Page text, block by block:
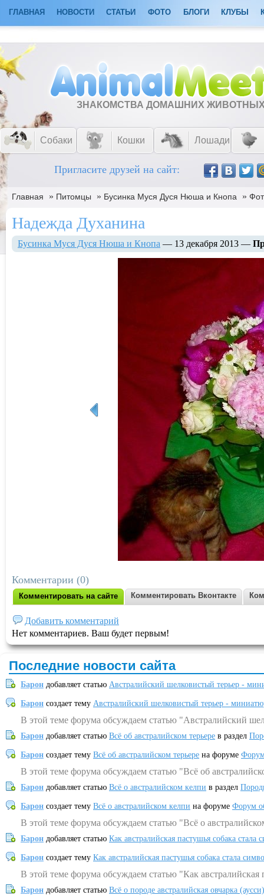
ГЛАВНАЯ НОВОСТИ СТАТЬИ ФОТО БЛОГИ КЛУБЫ
ЗНАКОМСТВА ДОМАШНИХ
Собаки Кошки Лошади
Пригласите друзей на сайт:
Главная » Питомцы » Бусинка Муся Дуся Нюша и Кнопа »
Надежда Духанина
Бусинка Муся Дуся Нюша и Кнопа — 13 декабря 2013 —
Комментарии (0)
Комментировать на сайте Комментировать Вконтакте
Добавить комментарий
Нет комментариев. Ваш будет первым!
Последние новости сайта
Барон добавляет статью Австралийский шелковистый терьер -
Барон создает тему Австралийский шелковистый терьер -
В этой теме форума обсуждаем статью "Австралийский
Барон добавляет статью Всё об австралийском терьере в раздел
Барон создает тему Всё об австралийском терьере на форуме
В этой теме форума обсуждаем статью "Всё об
Барон добавляет статью Всё о австралийском келпи в раздел
Барон создает тему Всё о австралийском келпи на форуме Форум
В этой теме форума обсуждаем статью "Всё о
Барон добавляет статью Как австралийская пастушья собака
Барон создает тему Как австралийская пастушья собака стала
В этой теме форума обсуждаем статью "Как
Барон добавляет статью Всё о породе австралийская овчарка (аусси)